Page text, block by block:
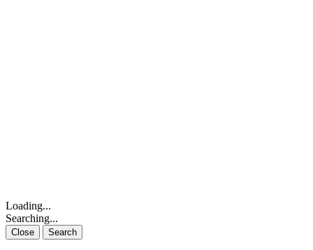
Loading...
Searching...
Close Search